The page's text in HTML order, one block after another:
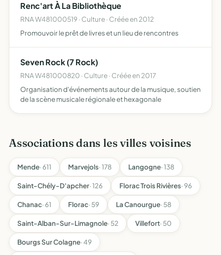
a…
Renc'art À La Bibliothèque
RNA W481000519 · Culture · Créée en 2012
Promouvoir le prêt de livres et un lieu de rencontres
Seven Rock (7 Rock)
RNA W481000820 · Culture · Créée en 2017
Organisation d'événements autour de la musique, soutien
de la scène musicale régionale et hexagonale
Associations dans les villes voisines
Mende· 611 Marvejols· 178 Langogne· 138
Saint-Chély-D'apcher· 126 Florac Trois Rivières· 96
Chanac· 61 Florac· 59 La Canourgue· 58
Saint-Alban-Sur-Limagnole· 52 Villefort· 50
Bourgs Sur Colagne· 49